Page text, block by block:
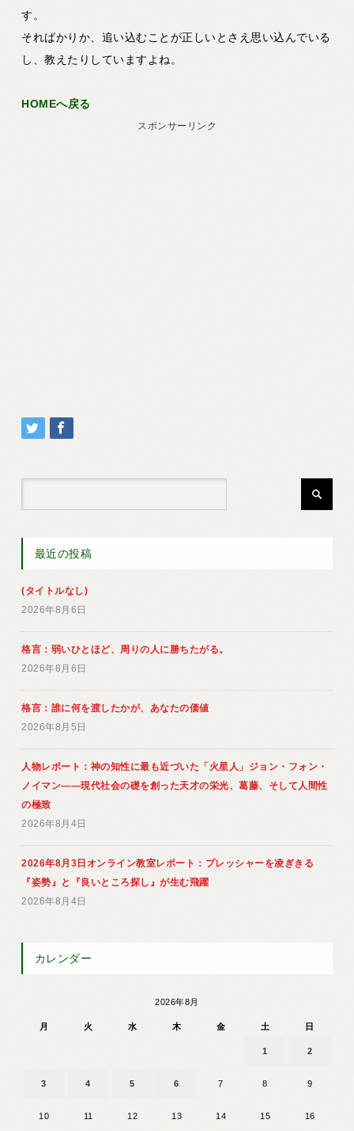
す。
そればかりか、追い込むことが正しいとさえ思い込んでいる
し、教えたりしていますよね。
HOMEへ戻る
スポンサーリンク
最近の投稿
(タイトルなし)
2026年8月6日
格言：弱いひとほど、周りの人に勝ちたがる。
2026年8月6日
格言：誰に何を渡したかが、あなたの価値
2026年8月5日
人物レポート：神の知性に最も近づいた「火星人」ジョン・フォン・
ノイマン――現代社会の礎を創った天才の栄光、葛藤、そして人間性
の極致
2026年8月4日
2026年8月3日オンライン教室レポート：プレッシャーを凌ぎきる
『姿勢』と『良いところ探し』が生む飛躍
2026年8月4日
カレンダー
2026年8月
月 火 水 木 金 土 日
1 2
3 4 5 6 7 8 9
10 11 12 13 14 15 16